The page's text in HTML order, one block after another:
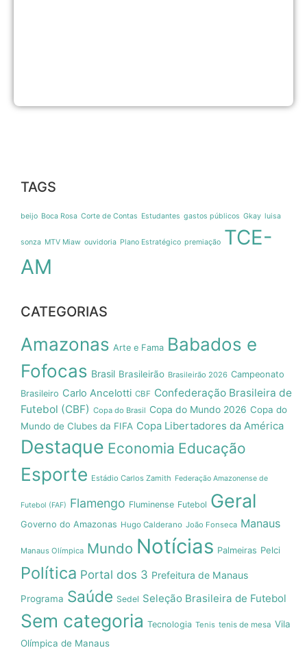
TAGS
beijo Boca Rosa Corte de Contas Estudantes gastos públicos Gkay luisa
sonza MTV Miaw ouvidoria Plano Estratégico premiação TCE-
AM
CATEGORIAS
Amazonas Arte e Fama Babados e
Fofocas Brasil Brasileirão Brasileirão 2026 Campeonato
Brasileiro Carlo Ancelotti CBF Confederação Brasileira de
Futebol (CBF) Copa do Brasil Copa do Mundo 2026 Copa do
Mundo de Clubes da FIFA Copa Libertadores da América
Destaque Economia Educação
Esporte Estádio Carlos Zamith Federação Amazonense de
Futebol (FAF) Flamengo Fluminense Futebol Geral
Governo do Amazonas Hugo Calderano João Fonseca Manaus
Manaus Olímpica Mundo Notícias Palmeiras Pelci
Política Portal dos 3 Prefeitura de Manaus
Programa Saúde Sedel Seleção Brasileira de Futebol
Sem categoria Tecnologia Tenis tenis de mesa Vila
Olímpica de Manaus